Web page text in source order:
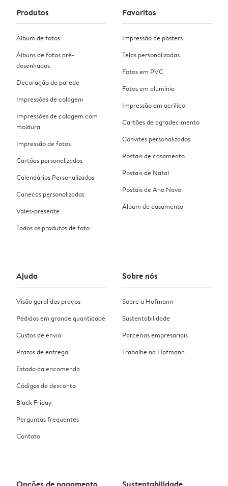
Produtos
Álbum de fotos
Álbuns de fotos pré-
desenhados
Decoração de parede
Impressões de colagem
Impressões de colagem com
moldura
Impressão de fotos
Cartões personalizados
Calendários Personalizados
Canecas personalizadas
Vales-presente
Todos os produtos de foto
Favoritos
Impressão de pósters
Telas personalizadas
Fotos em PVC
Fotos em alumínio
Impressão em acrílico
Cartões de agradecimento
Convites personalizados
Postais de casamento
Postais de Natal
Postais de Ano Novo
Álbum de casamento
Ajuda
Visão geral dos preços
Pedidos em grande quantidade
Custos de envio
Prazos de entrega
Estado da encomenda
Códigos de desconto
Black Friday
Perguntas frequentes
Contato
Sobre nós
Sobre a Hofmann
Sustentabilidade
Parcerias empresariais
Trabalhe na Hofmann